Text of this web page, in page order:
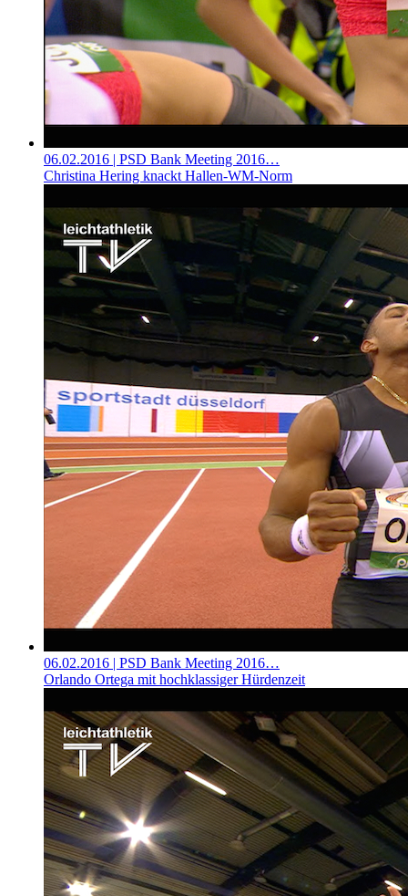
06.02.2016 | PSD Bank Meeting 2016…
Christina Hering knackt Hallen-WM-Norm
06.02.2016 | PSD Bank Meeting 2016…
Orlando Ortega mit hochklassiger Hürdenzeit